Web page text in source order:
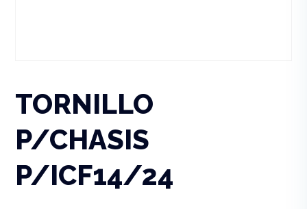
TORNILLO
P/CHASIS
P/ICF14/24